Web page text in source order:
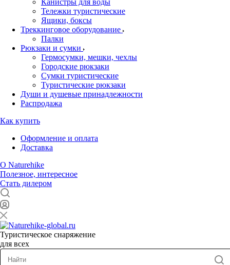
Канистры для воды
Тележки туристические
Ящики, боксы
Треккинговое оборудование
Палки
Рюкзаки и сумки
Гермосумки, мешки, чехлы
Городские рюкзаки
Сумки туристические
Туристические рюкзаки
Души и душевые принадлежности
Распродажа
Как купить
Оформление и оплата
Доставка
О Naturehike
Полезное, интересное
Стать дилером
Туристическое снаряжение
для всех